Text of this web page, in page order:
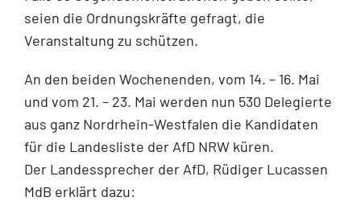
seien die Ordnungskräfte gefragt, die
Veranstaltung zu schützen.
An den beiden Wochenenden, vom 14. – 16. Mai
und vom 21. – 23. Mai werden nun 530 Delegierte
aus ganz Nordrhein-Westfalen die Kandidaten
für die Landesliste der AfD NRW küren.
Der Landessprecher der AfD, Rüdiger Lucassen
MdB erklärt dazu: